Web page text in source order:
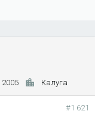
2005 Калуга
#1 621